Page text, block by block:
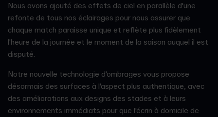
Nous avons ajouté des effets de ciel en parallèle d'une
refonte de tous nos éclairages pour nous assurer que
chaque match paraisse unique et reflète plus fidèlement
l'heure de la journée et le moment de la saison auquel il est
disputé.
Notre nouvelle technologie d'ombrages vous propose
désormais des surfaces à l'aspect plus authentique, avec
des améliorations aux designs des stades et à leurs
environnements immédiats pour que l'écrin à domicile de